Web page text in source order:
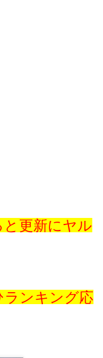
更新にヤル
ンキング応